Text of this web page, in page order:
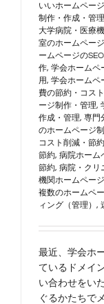
いいホームペー
制作・作成・管理
大学病院・医療
室のホームペー
ームページの
作, 学会ホームペ
用, 学会ホームペ
費の節約・コス
ージ制作・管理,
作成・管理, 専門
のホームページ
コスト削減・節約
節約, 病院ホーム
節約, 病院・クリ
機関ホームペー
複数のホームペ
ィング（管理） ,
最近、学会ホ
ているドメイ
い合わせをい
ぐるかたちで